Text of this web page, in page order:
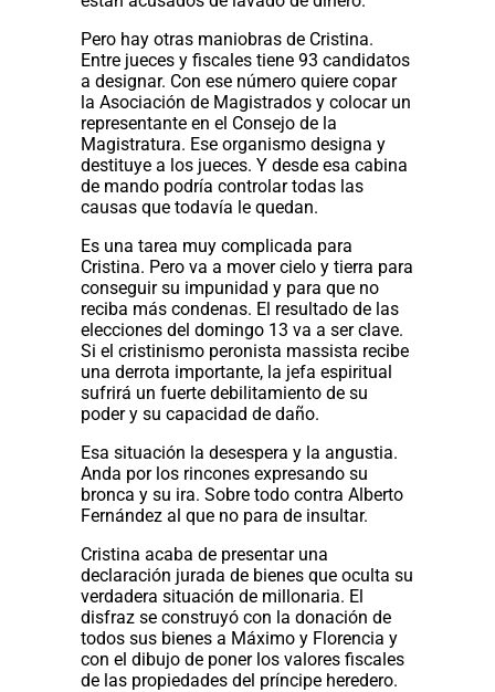
Pero hay otras maniobras de Cristina.
Entre jueces y fiscales tiene 93 candidatos
a designar. Con ese número quiere copar
la Asociación de Magistrados y colocar un
representante en el Consejo de la
Magistratura. Ese organismo designa y
destituye a los jueces. Y desde esa cabina
de mando podría controlar todas las
causas que todavía le quedan.
Es una tarea muy complicada para
Cristina. Pero va a mover cielo y tierra para
conseguir su impunidad y para que no
reciba más condenas. El resultado de las
elecciones del domingo 13 va a ser clave.
Si el cristinismo peronista massista recibe
una derrota importante, la jefa espiritual
sufrirá un fuerte debilitamiento de su
poder y su capacidad de daño.
Esa situación la desespera y la angustia.
Anda por los rincones expresando su
bronca y su ira. Sobre todo contra Alberto
Fernández al que no para de insultar.
Cristina acaba de presentar una
declaración jurada de bienes que oculta su
verdadera situación de millonaria. El
disfraz se construyó con la donación de
todos sus bienes a Máximo y Florencia y
con el dibujo de poner los valores fiscales
de las propiedades del príncipe heredero.